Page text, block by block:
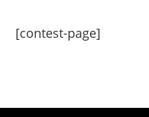
[contest-page]